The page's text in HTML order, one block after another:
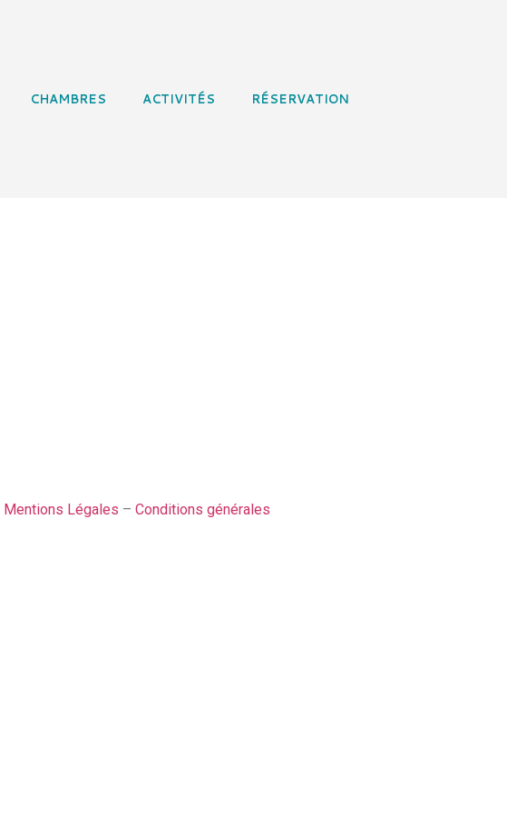
CHAMBRES ACTIVITÉS RÉSERVATION
Mentions Légales – Conditions générales